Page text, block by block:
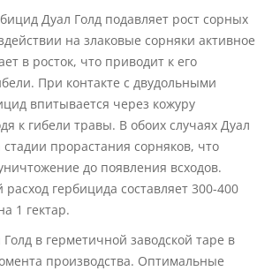
Дуал Голд подавляет рост сорных
на злаковые сорняки активное
в росток, что приводит к его
При контакте с двудольными
впитывается через кожуру
к гибели травы. В обоих случаях Дуал
стадии прорастания сорняков, что
до появления всходов.
гербицида составляет 300-400
1 гектар.
в герметичной заводской таре в
производства. Оптимальные